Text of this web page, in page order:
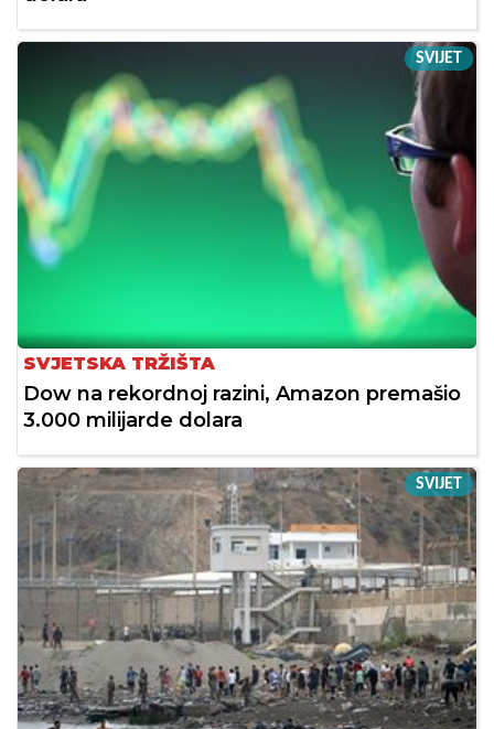
SVIJET
SVJETSKA TRŽIŠTA
Dow na rekordnoj razini, Amazon premašio
3.000 milijarde dolara
SVIJET